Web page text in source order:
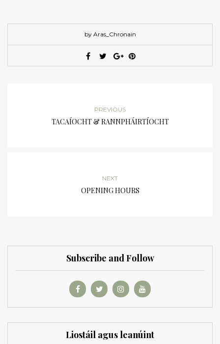
by Aras_Chronain
PREVIOUS
TACAÍOCHT & RANNPHÁIRTÍOCHT
NEXT
OPENING HOURS
Subscribe and Follow
Liostáil agus leanúint